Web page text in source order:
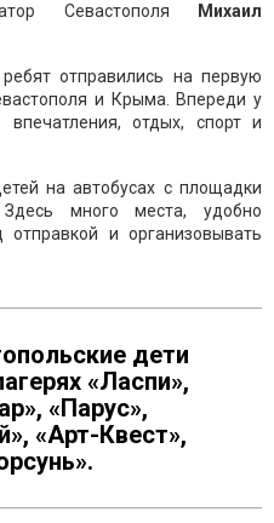
Севастополя
Михаил
отправились на первую
и Крыма. Впереди у
отдых, спорт и
на автобусах с площадки
много места, удобно
и организовывать
дети
«Ласпи»,
«Парус»,
«Арт-Квест»,